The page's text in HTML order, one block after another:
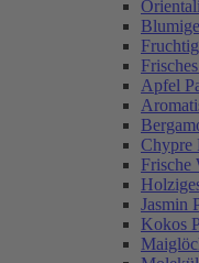
Apfel
Chypre
Frische
Jasmin
Kokos